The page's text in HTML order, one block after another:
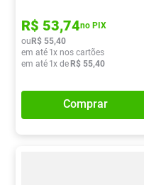
R$ 53,74no PIX
ouR$ 55,40
em até 1x nos cartões
em até 1x deR$ 55,40
Comprar